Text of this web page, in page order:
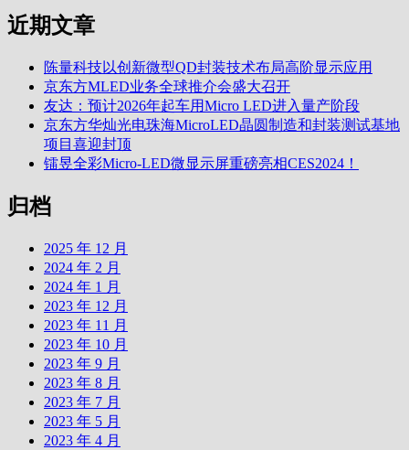
近期文章
陈量科技以创新微型QD封装技术布局高阶显示应用
京东方MLED业务全球推介会盛大召开
友达：预计2026年起车用Micro LED进入量产阶段
京东方华灿光电珠海MicroLED晶圆制造和封装测试基地
项目喜迎封顶
镭昱全彩Micro-LED微显示屏重磅亮相CES2024！
归档
2025 年 12 月
2024 年 2 月
2024 年 1 月
2023 年 12 月
2023 年 11 月
2023 年 10 月
2023 年 9 月
2023 年 8 月
2023 年 7 月
2023 年 5 月
2023 年 4 月